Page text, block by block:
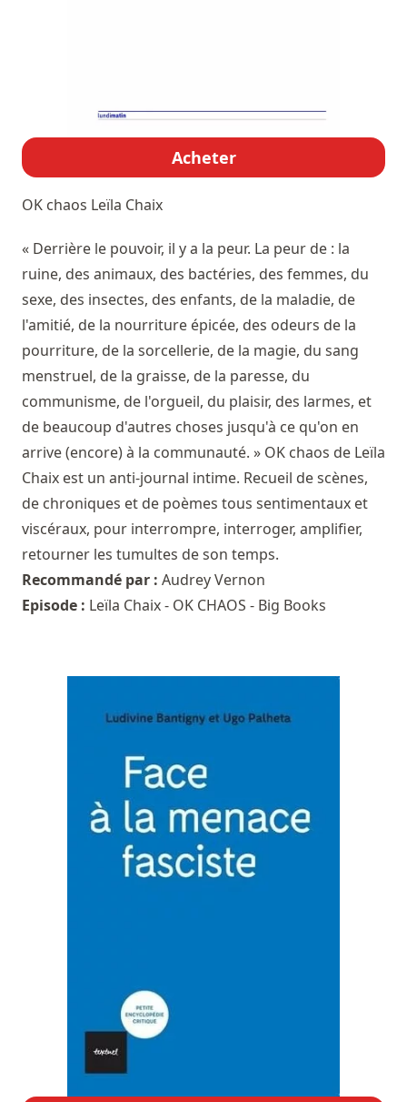
Acheter
OK chaos Leïla Chaix
« Derrière le pouvoir, il y a la peur. La peur de : la
ruine, des animaux, des bactéries, des femmes, du
sexe, des insectes, des enfants, de la maladie, de
l'amitié, de la nourriture épicée, des odeurs de la
pourriture, de la sorcellerie, de la magie, du sang
menstruel, de la graisse, de la paresse, du
communisme, de l'orgueil, du plaisir, des larmes, et
de beaucoup d'autres choses jusqu'à ce qu'on en
arrive (encore) à la communauté. » OK chaos de Leïla
Chaix est un anti-journal intime. Recueil de scènes,
de chroniques et de poèmes tous sentimentaux et
viscéraux, pour interrompre, interroger, amplifier,
retourner les tumultes de son temps.
Recommandé par : Audrey Vernon
Episode : Leïla Chaix - OK CHAOS - Big Books